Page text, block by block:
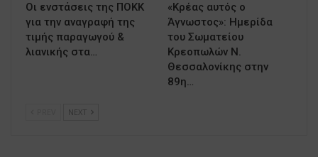
Οι ενστάσεις της ΠΟΚΚ
για την αναγραφή της
τιμής παραγωγού &
λιανικής στα…
«Κρέας αυτός ο
Άγνωστος»: Ημερίδα
του Σωματείου
Κρεοπωλών Ν.
Θεσσαλονίκης στην
89η…
NEXT